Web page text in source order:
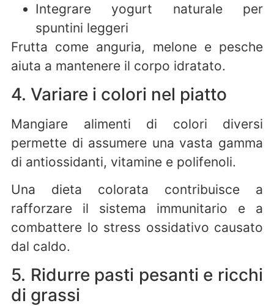
Integrare yogurt naturale per
spuntini leggeri
Frutta come anguria, melone e pesche
aiuta a mantenere il corpo idratato.
4. Variare i colori nel piatto
Mangiare alimenti di colori diversi
permette di assumere una vasta gamma
di antiossidanti, vitamine e polifenoli.
Una dieta colorata contribuisce a
rafforzare il sistema immunitario e a
combattere lo stress ossidativo causato
dal caldo.
5. Ridurre pasti pesanti e ricchi
di grassi